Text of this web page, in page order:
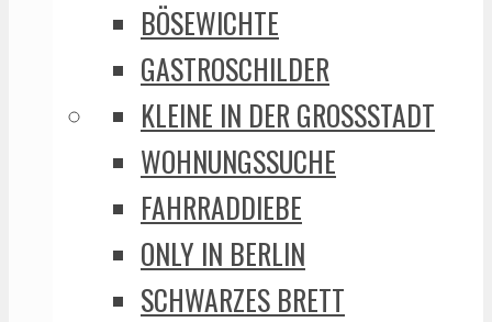
BÖSEWICHTE
GASTROSCHILDER
KLEINE IN DER GROSSSTADT
WOHNUNGSSUCHE
FAHRRADDIEBE
ONLY IN BERLIN
SCHWARZES BRETT